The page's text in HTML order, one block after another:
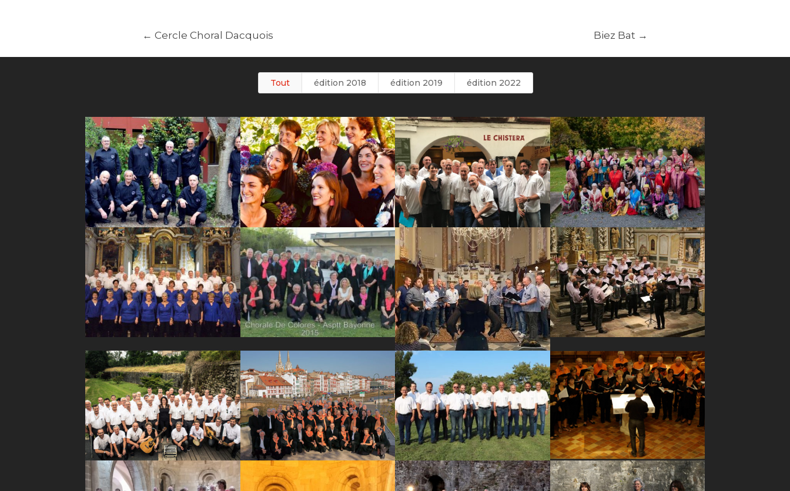
← Cercle Choral Dacquois Biez Bat →
Tout édition 2018 édition 2019 édition 2022